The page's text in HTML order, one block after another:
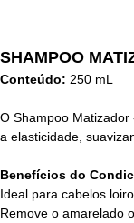
SHAMPOO
Conteúdo: 250 mL
O Shampoo
a elasticidade,
Benefícios do
Ideal para cabelos
Remove o amarelado